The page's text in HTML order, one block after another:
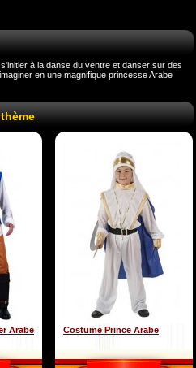
à la danse du ventre et danser sur des
en une magnifique princesse Arabe
Arabe Costume Prince Arabe